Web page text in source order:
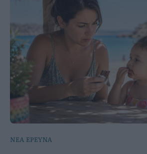
ΝΕΑ ΕΡΕΥΝΑ